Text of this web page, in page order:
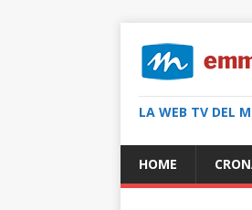
LA WEB TV DEL
HOME